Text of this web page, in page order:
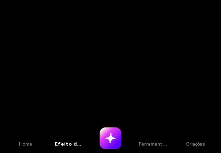
Home Efeito de IA Ferramentas de IA Criações